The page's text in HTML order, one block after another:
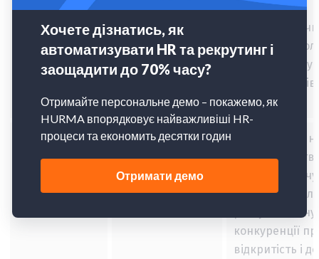
керується
неї —
своїх інтересів
виграти.
Зелений Взаємовідносини
Орієнтується
добробут
прагне до
росту. На зміну
конкуренції
відкритість і